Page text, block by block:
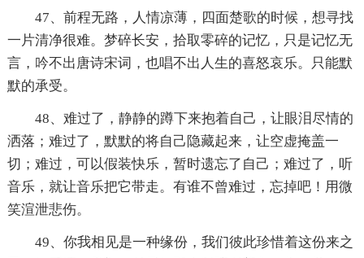
47、前程无路，人情凉薄，四面楚歌的时候，想寻找
一片清净很难。梦碎长安，拾取零碎的记忆，只是记忆无
言，吟不出唐诗宋词，也唱不出人生的喜怒哀乐。只能默
默的承受。
48、难过了，静静的蹲下来抱着自己，让眼泪尽情的
洒落；难过了，默默的将自己隐藏起来，让空虚掩盖一
切；难过，可以假装快乐，暂时遗忘了自己；难过了，听
音乐，就让音乐把它带走。有谁不曾难过，忘掉吧！用微
笑渲泄悲伤。
49、你我相见是一种缘份，我们彼此珍惜着这份来之